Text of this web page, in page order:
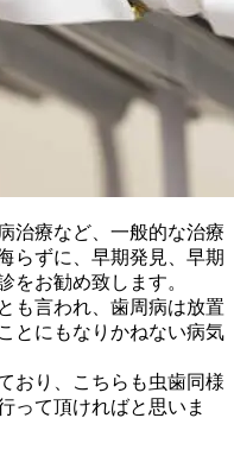
治療など、一般的な治療
らずに、早期発見、早期
をお勧め致します。
も言われ、歯周病は放置
とにもなりかねない病気
おり、こちらも虫歯同様
って頂ければと思いま